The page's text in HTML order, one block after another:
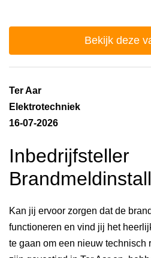
Bekijk deze
Ter Aar
Elektrotechniek
16-07-2026
Inbedrijfsteller
Kan jij ervoor zorgen dat de
functioneren en vind jij het
te gaan om een nieuw